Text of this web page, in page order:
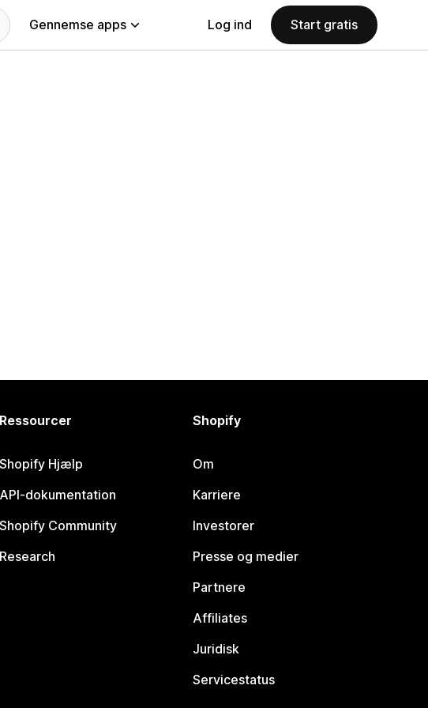
Gennemse apps Log ind Start gratis
Ressourcer
Shopify Hjælp
API-dokumentation
Shopify Community
Research
Shopify
Om
Karriere
Investorer
Presse og medier
Partnere
Affiliates
Juridisk
Servicestatus